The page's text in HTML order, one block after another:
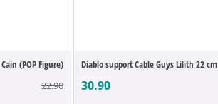
(POP Figure)
22.90
Diablo support Cable Guys Lilith 22 cm
30.90